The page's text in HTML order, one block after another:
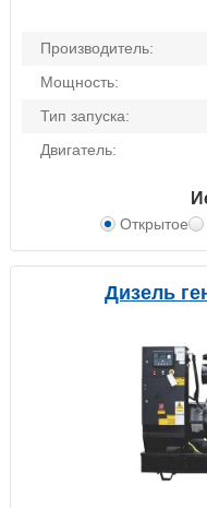
Производитель:
Мощность:
Тип запуска:
Двигатель:
Открытое
Дизель